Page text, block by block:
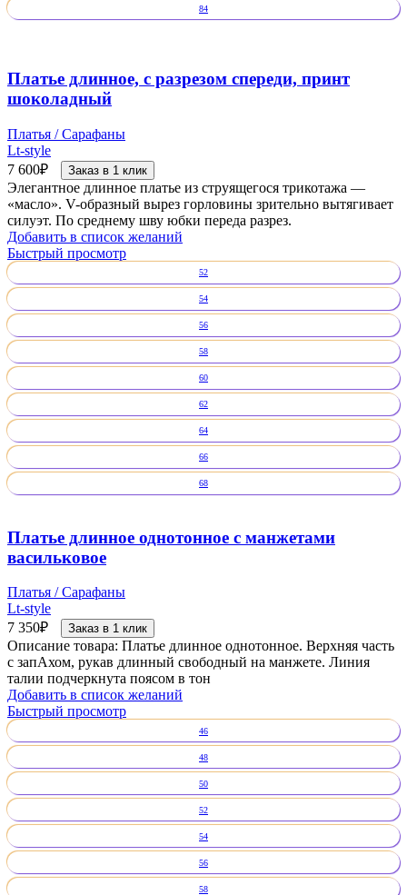
84
Платье длинное, с разрезом спереди, принт
шоколадный
Платья / Сарафаны
Lt-style
7 600₽ Заказ в 1 клик
Элегантное длинное платье из струящегося трикотажа —
«масло». V-образный вырез горловины зрительно вытягивает
силуэт. По среднему шву юбки переда разрез.
Добавить в список желаний
Быстрый просмотр
52
54
56
58
60
62
64
66
68
Платье длинное однотонное с манжетами
васильковое
Платья / Сарафаны
Lt-style
7 350₽ Заказ в 1 клик
Описание товара: Платье длинное однотонное. Верхняя часть
с запАхом, рукав длинный свободный на манжете. Линия
талии подчеркнута поясом в тон
Добавить в список желаний
Быстрый просмотр
46
48
50
52
54
56
58